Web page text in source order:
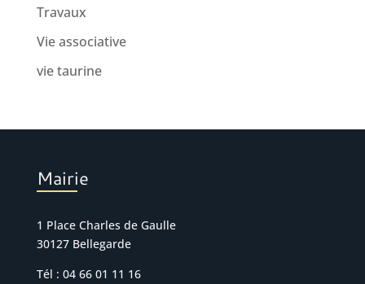
Travaux
Vie associative
vie taurine
Mairie
1 Place Charles de Gaulle
30127 Bellegarde
Tél : 04 66 01 11 16